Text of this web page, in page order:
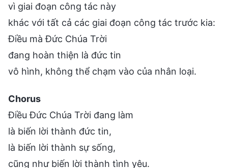
vì giai đoạn công tác này
khác với tất cả các giai đoạn công tác trước kia:
Điều mà Đức Chúa Trời
đang hoàn thiện là đức tin
vô hình, không thể chạm vào của nhân loại.
Chorus
Điều Đức Chúa Trời đang làm
là biến lời thành đức tin,
là biến lời thành sự sống,
cũng như biến lời thành tình yêu.